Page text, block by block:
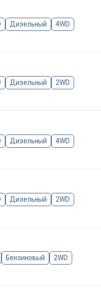
Дизельный
4WD
Дизельный
2WD
Дизельный
4WD
Дизельный
2WD
Бензиновый
2WD